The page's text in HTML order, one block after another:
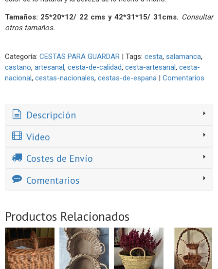
Tamaños: 25*20*12/ 22 cms y 42*31*15/ 31cms. Consultar
otros tamaños.
Categoría: CESTAS PARA GUARDAR | Tags: cesta salamanca
castano artesanal cesta-de-calidad cesta-artesanal cesta-
nacional cestas-nacionales cestas-de-espana | Comentarios
Descripción
Video
Costes de Envío
Comentarios
Productos Relacionados